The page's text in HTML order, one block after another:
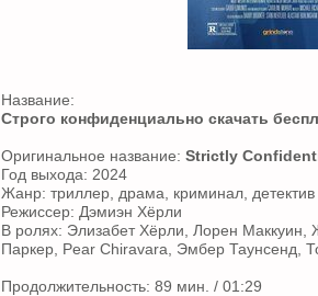
Название:
Строго конфиденциально скачать
Оригинальное название: Strictly
Год выхода: 2024
Жанр: триллер, драма, криминал, детектив
Режиссер: Дэмиэн Хёрли
В ролях: Элизабет Хёрли, Лорен
Паркер, Pear Chiravara, Эмбер Таунсенд,
Продолжительность: 89 мин. / 01:29